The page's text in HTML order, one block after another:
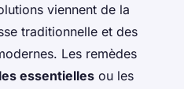
viennent de la
traditionnelle et des
Les remèdes
essentielles ou les